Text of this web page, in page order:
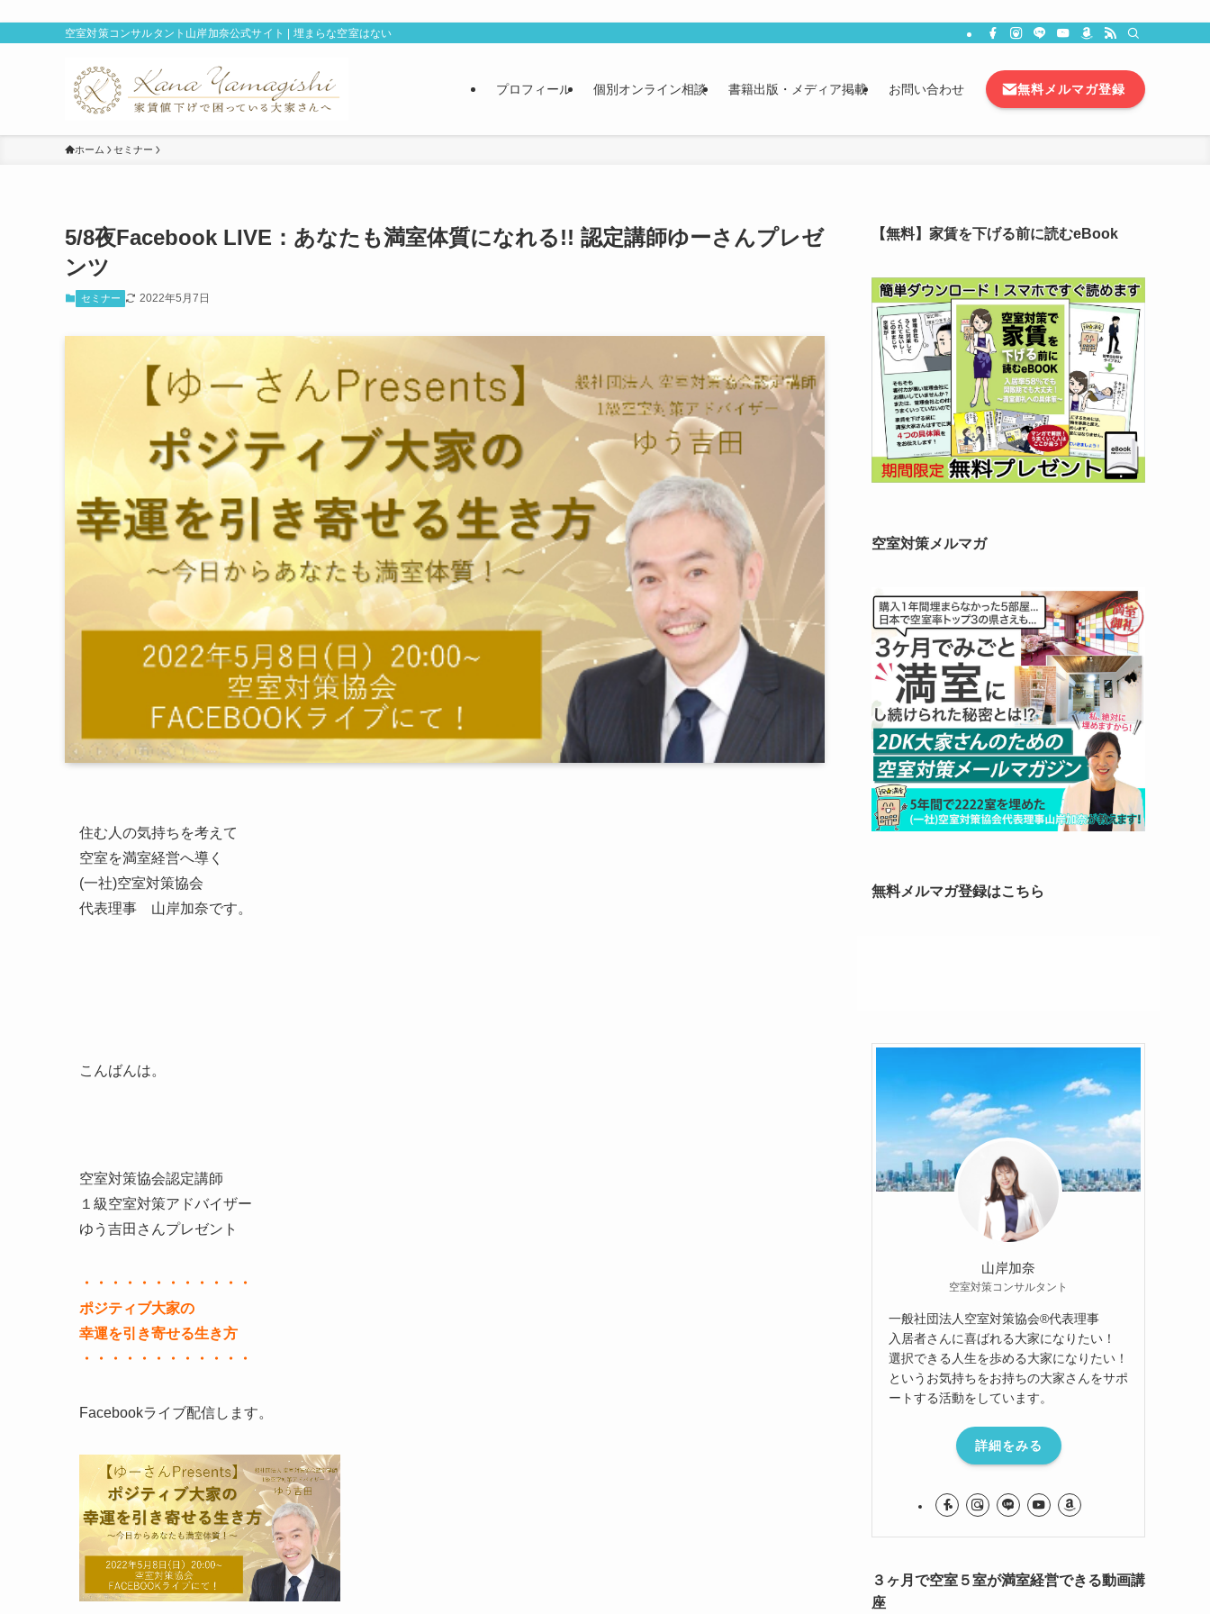
空室対策コンサルタント山岸加奈公式サイト | 埋まらな空室はない
プロフィール 個別オンライン相談 書籍出版・メディア掲載 お問い合わせ 無料メルマガ登録
ホーム セミナー
5/8夜Facebook LIVE：あなたも満室体質になれる!! 認定講師ゆーさんプレゼ
ンツ
セミナー 2022年5月7日
住む人の気持ちを考えて
空室を満室経営へ導く
(一社)空室対策協会
代表理事 山岸加奈です。
こんばんは。
空室対策協会認定講師
１級空室対策アドバイザー
ゆう吉田さんプレゼント
・・・・・・・・・・・・
ポジティブ大家の
幸運を引き寄せる生き方
・・・・・・・・・・・・
Facebookライブ配信します。
【無料】家賃を下げる前に読むeBook
空室対策メルマガ
無料メルマガ登録はこちら
山岸加奈
空室対策コンサルタント
一般社団法人空室対策協会®︎代表理事
入居者さんに喜ばれる大家になりたい！
選択できる人生を歩める大家になりたい！
というお気持ちをお持ちの大家さんをサポ
ートする活動をしています。
詳細をみる
３ヶ月で空室５室が満室経営できる動画講
座